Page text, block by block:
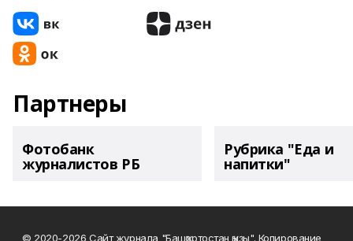
Партнеры
Фотобанк
журналистов РБ
Рубрика "Еда и
напитки"
© 2020-2026 Сайт журнала "Башҡортостан ҡыҙы". Копирование